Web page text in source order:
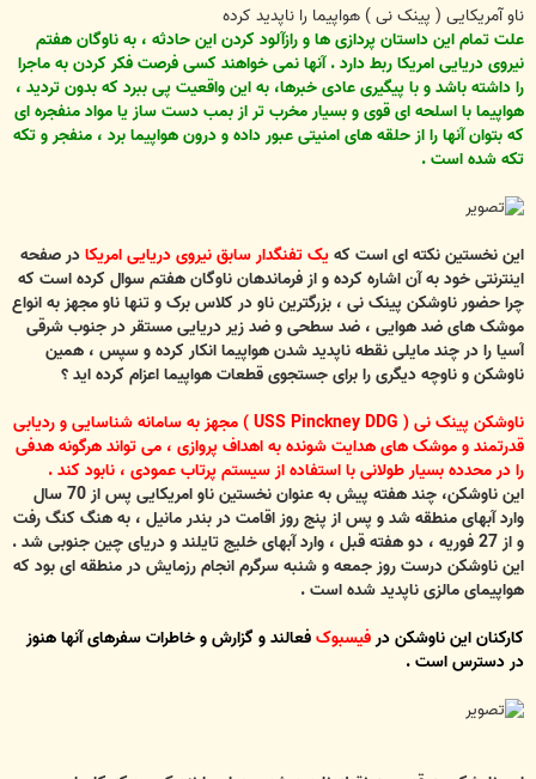
ت
ناو آمریکایی ( پینک نی ) هواپیما را ناپدید کرده
علت تمام این داستان پردازی ها و رازآلود کردن این حادثه ، به ناوگان هفتم
نیروی دریایی امریکا ربط دارد . آنها نمی خواهند کسی فرصت فکر کردن به ماجرا
را داشته باشد و با پیگیری عادی خبرها، به این واقعیت پی ببرد که بدون تردید ،
هواپیما با اسلحه ای قوی و بسیار مخرب تر از بمب دست ساز یا مواد منفجره ای
که بتوان آنها را از حلقه های امنیتی عبور داده و درون هواپیما برد ، منفجر و تکه
تکه شده است .
این نخستین نکته ای است کهیک تفنگدار سابق نیروی دریایی امریکادر صفحه
اینترنتی خود به آن اشاره کرده و از فرماندهان ناوگان هفتم سوال کرده است که
چرا حضور ناوشکن پینک نی ، بزرگترین ناو در کلاس برک و تنها ناو مجهز به انواع
موشک های ضد هوایی ، ضد سطحی و ضد زیر دریایی مستقر در جنوب شرقی
آسیا را در چند مایلی نقطه ناپدید شدن هواپیما انکار کرده و سپس ، همین
ناوشکن و ناوچه دیگری را برای جستجوی قطعات هواپیما اعزام کرده اید ؟
ناوشکن پینک نی ( USS Pinckney DDG ) مجهز به سامانه شناسایی و ردیابی
قدرتمند و موشک های هدایت شونده به اهداف پروازی ، می تواند هرگونه هدفی
را در محدده بسیار طولانی با استفاده از سیستم پرتاب عمودی ، نابود کند .
این ناوشکن، چند هفته پیش به عنوان نخستین ناو امریکایی پس از 70 سال
وارد آبهای منطقه شد و پس از پنج روز اقامت در بندر مانیل ، به هنگ کنگ رفت
و از 27 فوریه ، دو هفته قبل ، وارد آبهای خلیج تایلند و دریای چین جنوبی شد .
این ناوشکن درست روز جمعه و شنبه سرگرم انجام رزمایش در منطقه ای بود که
هواپیمای مالزی ناپدید شده است .
کارکنان این ناوشکن درفیسبوکفعالند و گزارش و خاطرات سفرهای آنها هنوز
در دسترس است .